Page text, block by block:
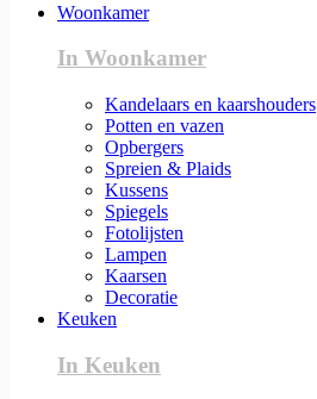
Woonkamer
In Woonkamer
Kandelaars en kaarshouders
Potten en vazen
Opbergers
Spreien & Plaids
Kussens
Spiegels
Fotolijsten
Lampen
Kaarsen
Decoratie
Keuken
In Keuken